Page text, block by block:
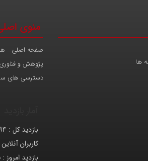
ها
منوی
صفحه اصلی
پژوهش و فناوری
دسترسی های
بازدید کل :
کاربران
بازدید امروز :